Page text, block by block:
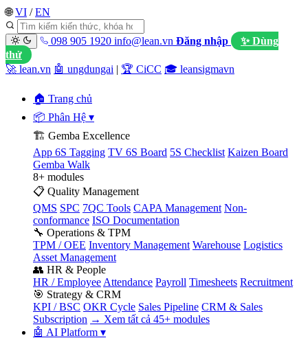
🌐 VI / EN
098 905 1920 info@lean.vn Đăng nhập
✨ Dùng
thử
🚀 lean.vn 🤖 ungdungai | 🏆 CiCC 🎓 leansigmavn
🏠 Trang chủ
📦 Phân Hệ ▾
🏗️ Gemba Excellence
App 6S Tagging TV 6S Board 5S Checklist Kaizen Board
Gemba Walk
8+ modules
📋 Quality Management
QMS SPC 7QC Tools CAPA Management Non-
conformance ISO Documentation
🔧 Operations & TPM
TPM / OEE Inventory Management Warehouse Logistics
Asset Management
👥 HR & People
HR / Employee Attendance Payroll Timesheets Recruitment
🎯 Strategy & CRM
KPI / BSC OKR Cycle Sales Pipeline CRM & Sales
Subscription → Xem tất cả 45+ modules
🤖 AI Platform ▾